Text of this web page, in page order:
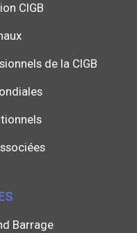
CIGB
de la CIGB
Barrage